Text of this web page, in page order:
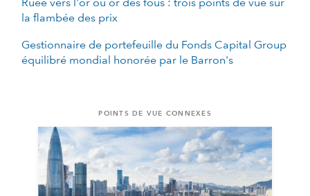
Ruée vers l'or ou or des fous : trois points de vue sur
la flambée des prix
Gestionnaire de portefeuille du Fonds Capital Group
équilibré mondial honorée par le Barron's
POINTS DE VUE CONNEXES